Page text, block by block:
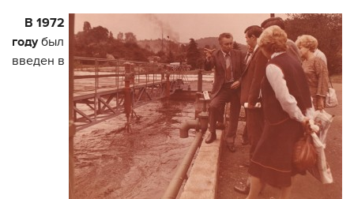
В 1972
годубыл
введен в